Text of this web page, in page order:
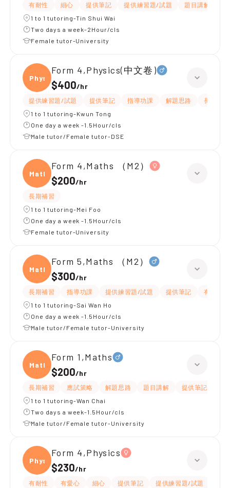
有耐性 細心 提供筆記 提供練習題/試題 題目講解
1 to 1 tutoring-Tin Shui Wai
Two days a week-2Hour/cls
Female tutor-University
Physi
Form 4,Physics(中文卷)
$400/hr
提供練習題/試題 提供筆記 指導功課 解題思路
長期補習
1 to 1 tutoring-Kwun Tong
One day a week -1.5Hour/cls
Male tutor/Female tutor-DSE
Maths
Form 4,Maths （M2）
$200/hr
長期補習
1 to 1 tutoring-Mei Foo
One day a week -1.5Hour/cls
Female tutor-University
Maths
Form 5,Maths （M2）
$300/hr
長期補習 指導功課 提供練習題/試題 提供筆記
有耐性
1 to 1 tutoring-Sai Wan Ho
One day a week -1.5Hour/cls
Male tutor/Female tutor-University
Maths
Form 1,Maths
$200/hr
長期補習 應試策略 解題思路 題目講解 提供筆記
1 to 1 tutoring-Wan Chai
Two days a week-1.5Hour/cls
Male tutor/Female tutor-University
Physi
Form 4,Physics
$230/hr
有耐性 有愛心 細心 提供筆記 提供練習題/試題